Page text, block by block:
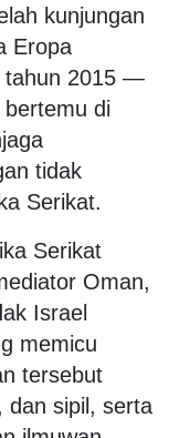
kunjungan
Eropa
tahun 2015 —
di
tidak
Serikat.
Serikat
Oman,
Israel
memicu
tersebut
dan sipil, serta